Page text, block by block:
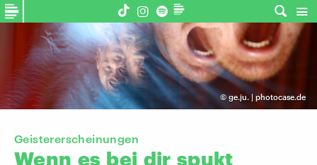
© ge.ju. | photocase.de
Geistererscheinungen
Wenn es bei dir spukt